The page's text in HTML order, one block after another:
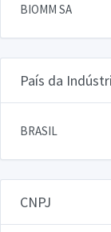
BIOMM SA
País da
BRASIL
CNPJ